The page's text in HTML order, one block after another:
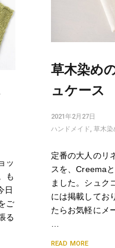
草木染め
ュケース
2021年2月27日
ハンドメイド, 草木染
定番の大人のリ
スを、Creema
ました。シュク
には掲載してお
たらお気軽にメ
READ MORE
ッ
も
日
ご
る